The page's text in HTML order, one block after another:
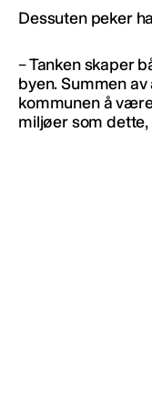
Dessuten peker
– Tanken skaper
byen. Summen
kommunen å
miljøer som dette,